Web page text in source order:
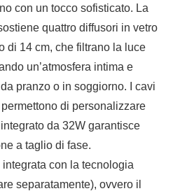
con un tocco sofisticato. La
quattro diffusori in vetro
di 14 cm, che filtrano la luce
un’atmosfera intima e
pranzo o in soggiorno. I cavi
di personalizzare
da 32W garantisce
a taglio di fase.
con la tecnologia
separatamente), ovvero il